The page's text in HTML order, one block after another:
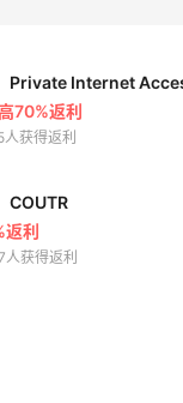
Mac Duggal
2%返利
人成功下单
Biōkreativ
返利
获得返利